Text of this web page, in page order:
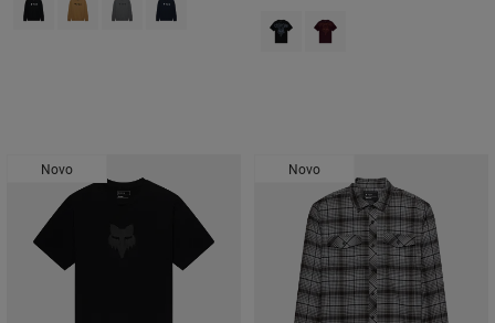
Product swatch type of Preto.
Product swatch type of
Novo Novo